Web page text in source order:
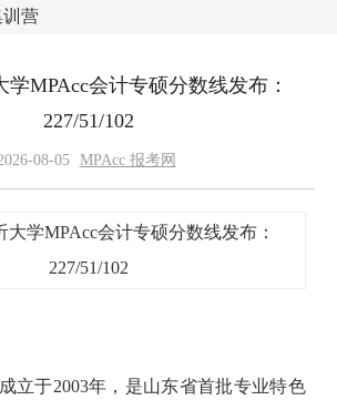
学MPAcc会计专硕分数线发布：
227/51/102
08-05 MPAcc 报考网
立于2003年，是山东省首批专业特色